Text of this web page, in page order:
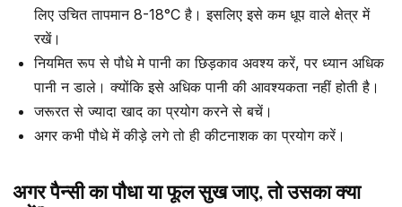
लिए उचित तापमान 8-18°C है। इसलिए इसे कम धूप वाले क्षेत्र में
रखें।
नियमित रूप से पौधे मे पानी का छिड़काव अवश्य करें, पर ध्यान अधिक
पानी न डाले। क्योंकि इसे अधिक पानी की आवश्यकता नहीं होती है।
जरूरत से ज्यादा खाद का प्रयोग करने से बचें।
अगर कभी पौधे में कीड़े लगे तो ही कीटनाशक का प्रयोग करें।
अगर पैन्सी का पौधा या फूल सुख जाए, तो उसका क्या